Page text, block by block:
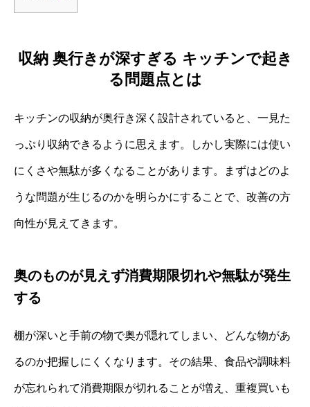
収納 奥行きが深すぎる キッチンで起き
る問題点とは
キッチンの収納が奥行き深く設計されていると、一見た
っぷり収納できるように思えます。しかし実際には使い
にくさや無駄が多くなることがあります。まずはどのよ
うな問題が生じるのかを明らかにすることで、改善の方
向性が見えてきます。
奥のものが見えず消費期限切れや無駄が発生
する
棚が深いと手前の物で奥が隠れてしまい、どんな物があ
るのか把握しにくくなります。その結果、食品や調味料
が忘れられて消費期限が切れることが増え、重複買いも